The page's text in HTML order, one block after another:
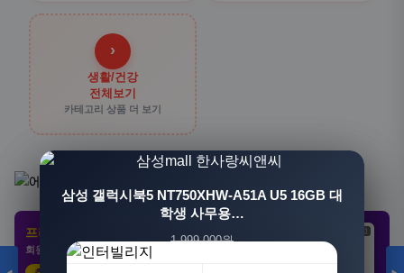
›
생활/건강
전체보기
카테고리 상품 더 보기
프리미엄 제휴 사이트
회원 전용 특가 · 놓치면 손해
광고
[3+1] 동국제약 마이핏 V 활성엽산 임신준비 임산
부영양 30정, 4개
100,000원
삼성 갤럭시북5 NT750XHW-A51A U5 16GB 대
학생 사무용…
1,999,000원